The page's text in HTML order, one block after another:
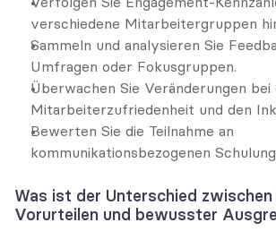
verschiedene Mitarbeitergruppen
Sammeln und analysieren Sie
Umfragen oder Fokusgruppen.
Überwachen Sie Veränderungen bei
Mitarbeiterzufriedenheit und den
Bewerten Sie die Teilnahme an
kommunikationsbezogenen
Was ist der Unterschied
Vorurteilen und bewusster